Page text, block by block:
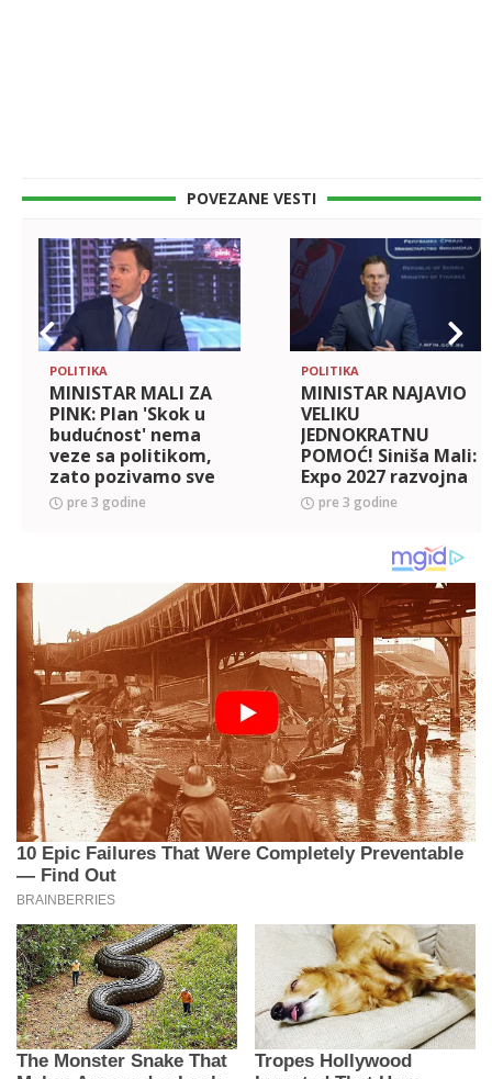
POVEZANE VESTI
POLITIKA
MINISTAR MALI ZA
PINK: Plan 'Skok u
budućnost' nema
veze sa politikom,
zato pozivamo sve
da pokušamo da
PROMENIMO SRBIJU
pre 3 godine
POLITIKA
MINISTAR NAJAVIO
VELIKU
JEDNOKRATNU
POMOĆ! Siniša Mali:
Expo 2027 razvojna
šansa Srbije
pre 3 godine